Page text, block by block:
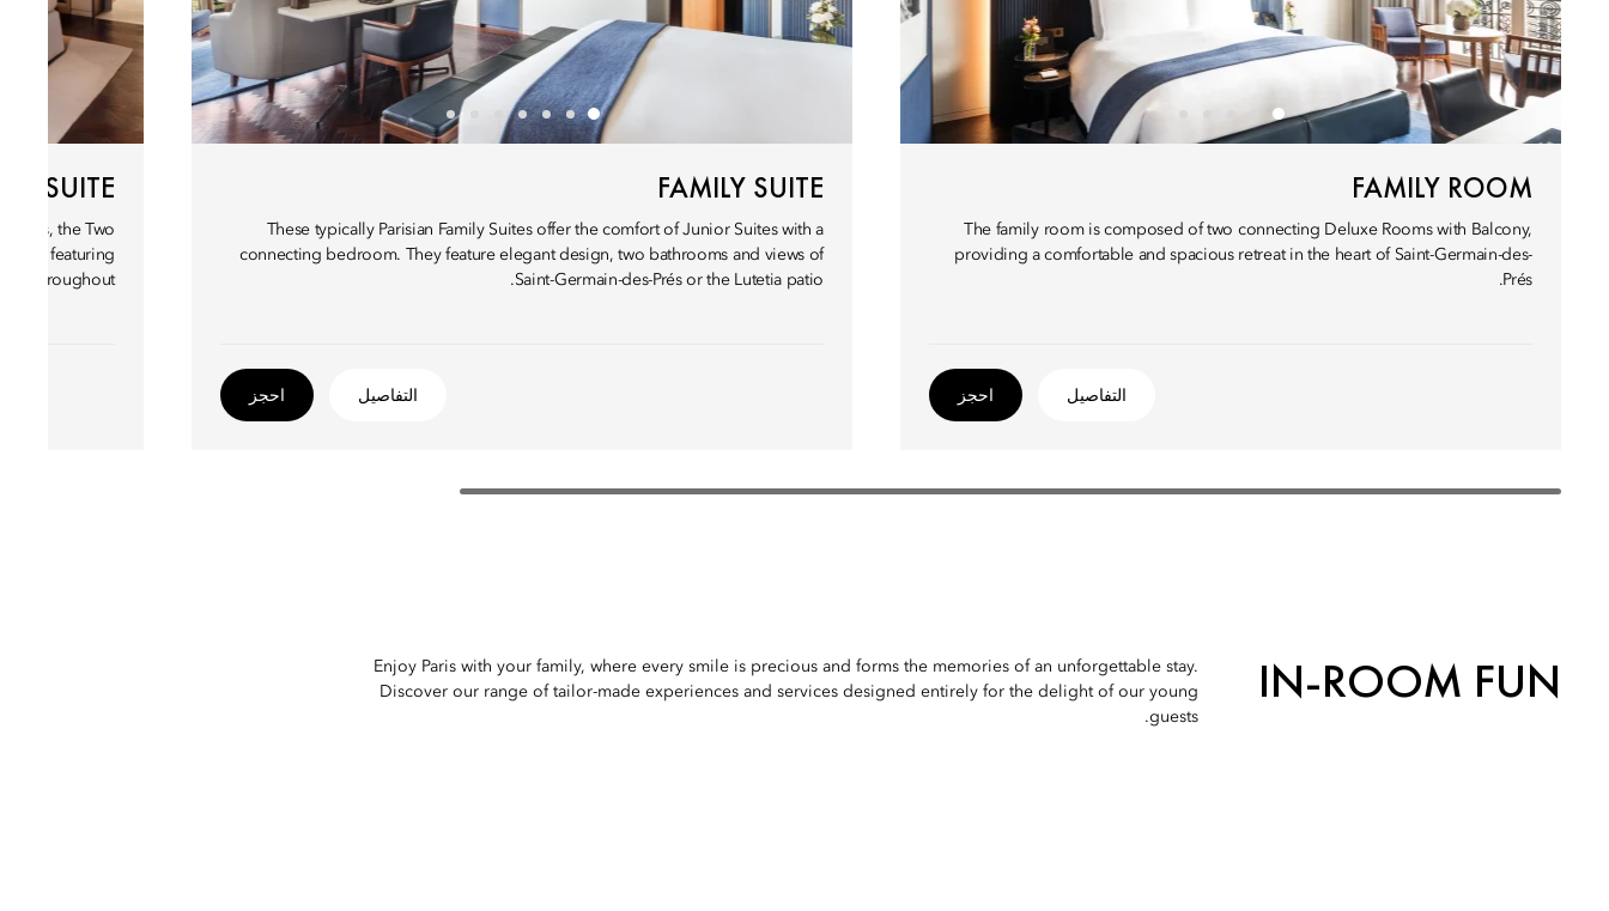
FAMILY ROOM
The family room is composed of two connecting Deluxe Rooms with Balcony,
providing a comfortable and spacious retreat in the heart of Saint-Germain-des-
Prés.
التفاصيل احجز
FAMILY SUITE
These typically Parisian Family Suites offer the comfort of Junior Suites with a
connecting bedroom. They feature elegant design, two bathrooms and views of
Saint-Germain-des-Prés or the Lutetia patio.
التفاصيل احجز
SUITE
Prés, the Two
featuring
throughout.
IN-ROOM FUN
Enjoy Paris with your family, where every smile is precious and forms the memories of an unforgettable stay.
Discover our range of tailor-made experiences and services designed entirely for the delight of our young
guests.